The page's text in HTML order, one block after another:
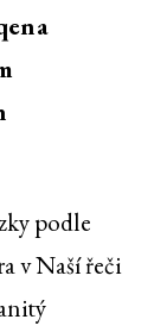
podle
v Naší řeči